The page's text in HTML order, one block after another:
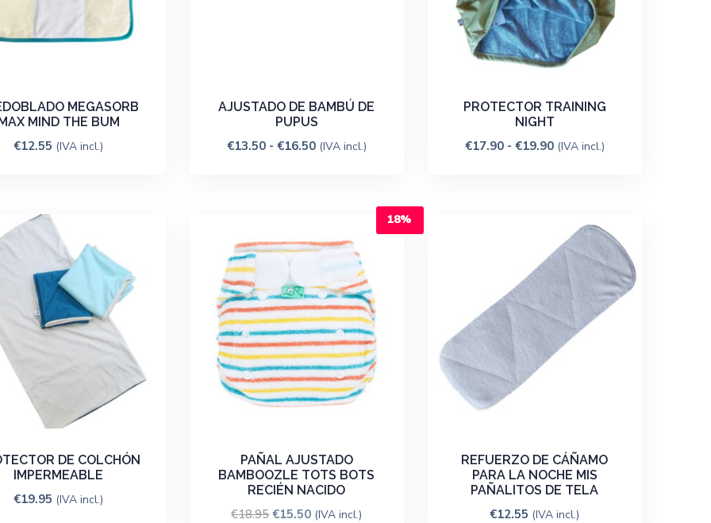
MEGASORB
MIND THE BUM
€12.55 (IVA incl.)
AJUSTADO DE BAMBÚ DE
PUPUS
€13.50 - €16.50 (IVA incl.)
PROTECTOR TRAINING
NIGHT
€17.90 - €19.90 (IVA incl.)
DE COLCHÓN
IMPERMEABLE
€19.95 (IVA incl.)
18%
PAÑAL AJUSTADO
BAMBOOZLE TOTS BOTS
RECIÉN NACIDO
€18.95 €15.50 (IVA incl.)
REFUERZO DE CÁÑAMO
PARA LA NOCHE MIS
PAÑALITOS DE TELA
€12.55 (IVA incl.)